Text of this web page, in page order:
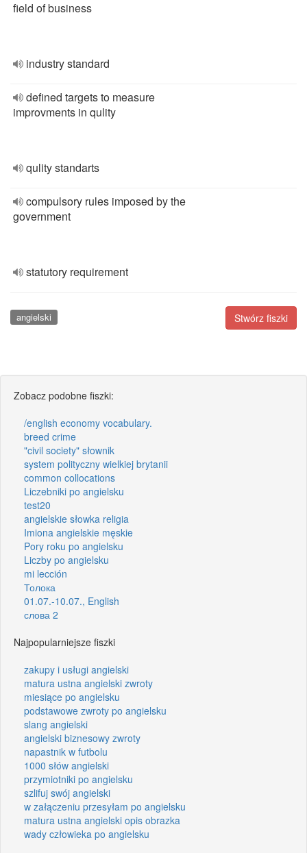
field of business
industry standard
defined targets to measure
improvments in qulity
qulity standarts
compulsory rules imposed by the
government
statutory requirement
Stwórz fiszki
angielski
Zobacz podobne fiszki:
/english economy vocabulary.
breed crime
"civil society" słownik
system polityczny wielkiej brytanii
common collocations
Liczebniki po angielsku
test20
angielskie słowka religia
Imiona angielskie męskie
Pory roku po angielsku
Liczby po angielsku
mi lección
Толока
01.07.-10.07., English
слова 2
Najpopularniejsze fiszki
zakupy i usługi angielski
matura ustna angielski zwroty
miesiące po angielsku
podstawowe zwroty po angielsku
slang angielski
angielski biznesowy zwroty
napastnik w futbolu
1000 słów angielski
przymiotniki po angielsku
szlifuj swój angielski
w załączeniu przesyłam po angielsku
matura ustna angielski opis obrazka
wady człowieka po angielsku